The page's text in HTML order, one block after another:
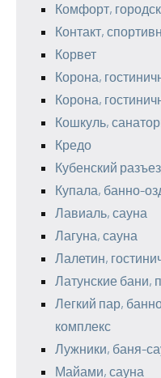
Комфорт,
Контакт,
Корвет
Корона,
Корона,
Кошкуль,
Кредо
Кубенский
Купала, банно-
Лавиаль, сауна
Лагуна, сауна
Лалетин,
Латунские бани,
Легкий пар,
комплекс
Лужники, баня-
Майами, сауна